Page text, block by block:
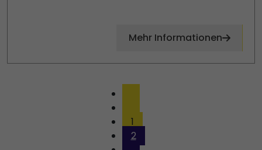
Mehr Informationen
1
2